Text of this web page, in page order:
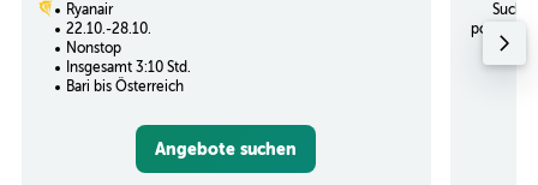
Ryanair
22.10.-28.10.
Nonstop
Insgesamt 3:10 Std.
Bari bis Österreich
Angebote suchen